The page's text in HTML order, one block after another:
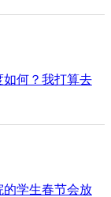
何？我打算去
学生春节会放